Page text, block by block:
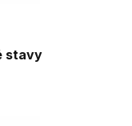
stavy